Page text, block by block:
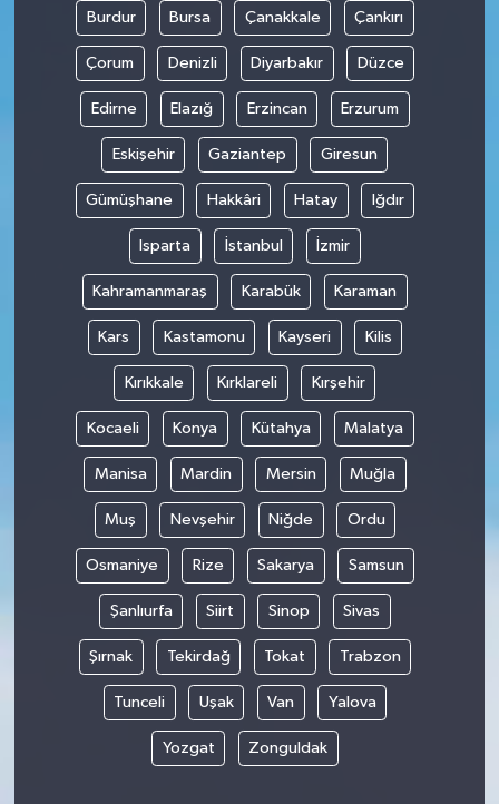
Burdur Bursa Çanakkale Çankırı
Çorum Denizli Diyarbakır Düzce
Edirne Elazığ Erzincan Erzurum
Eskişehir Gaziantep Giresun
Gümüşhane Hakkâri Hatay Iğdır
Isparta İstanbul İzmir
Kahramanmaraş Karabük Karaman
Kars Kastamonu Kayseri Kilis
Kırıkkale Kırklareli Kırşehir
Kocaeli Konya Kütahya Malatya
Manisa Mardin Mersin Muğla
Muş Nevşehir Niğde Ordu
Osmaniye Rize Sakarya Samsun
Şanlıurfa Siirt Sinop Sivas
Şırnak Tekirdağ Tokat Trabzon
Tunceli Uşak Van Yalova
Yozgat Zonguldak